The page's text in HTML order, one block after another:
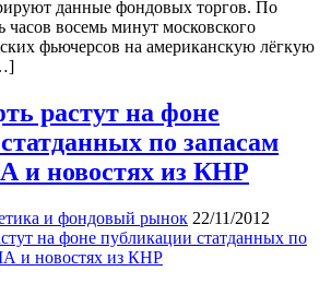
данные фондовых торгов. По
часов восемь минут московского
фьючерсов на американскую лёгкую
растут на фоне
по запасам
и новостях из КНР
и фондовый рынок 22/11/2012